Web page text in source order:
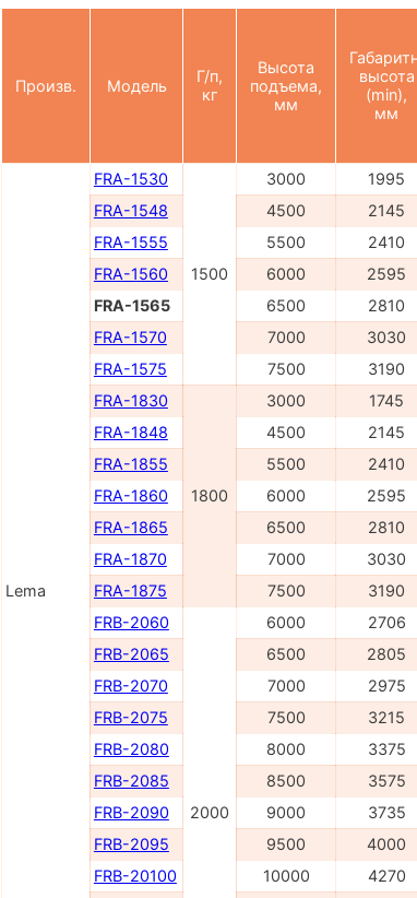
Произв. Модель
Г/п,
кг
Высота
подъема,
мм
высота
(min),
мм
Lema
FRA-1530
1500
3000 1995
FRA-1548
4500 2145
FRA-1555
5500 2410
FRA-1560
6000 2595
FRA-1565
6500 2810
FRA-1570
7000 3030
FRA-1575
7500 3190
FRA-1830
1800
3000 1745
FRA-1848
4500 2145
FRA-1855
5500 2410
FRA-1860
6000 2595
FRA-1865
6500 2810
FRA-1870
7000 3030
FRA-1875
7500 3190
FRB-2060
2000
6000 2706
FRB-2065
6500 2805
FRB-2070
7000 2975
FRB-2075
7500 3215
FRB-2080
8000 3375
FRB-2085
8500 3575
FRB-2090
9000 3735
FRB-2095
9500 4000
FRB-20100
10000 4270